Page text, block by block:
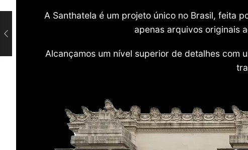
A Santhatela é um projeto único no Brasil, feita
apenas arquivos originais
Alcançamos um nível superior de detalhes com